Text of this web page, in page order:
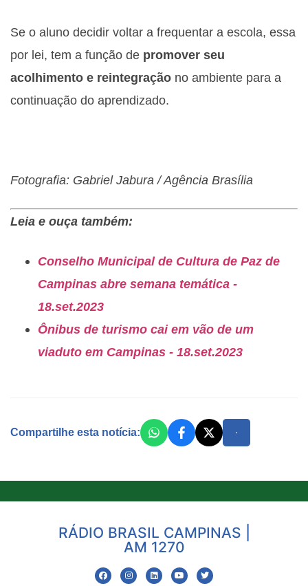
Se o aluno decidir voltar a frequentar a escola, essa
por lei, tem a função de promover seu
acolhimento e reintegração no ambiente para a
continuação do aprendizado.
Fotografia: Gabriel Jabura / Agência Brasília
Leia e ouça também:
Conselho Municipal de Cultura de Paz de
Campinas abre semana temática -
18.set.2023
Ônibus de turismo cai em vão de um
viaduto em Campinas - 18.set.2023
Compartilhe esta notícia:
RÁDIO BRASIL CAMPINAS |
AM 1270